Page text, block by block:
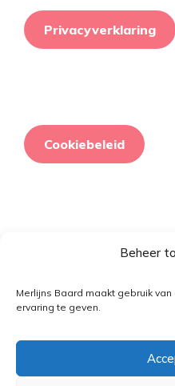
Beheer
Merlijns Baard maakt gebruik
ervaring te geven.
Privacyverklaring
Cookiebeleid
Retourneringsbeleid